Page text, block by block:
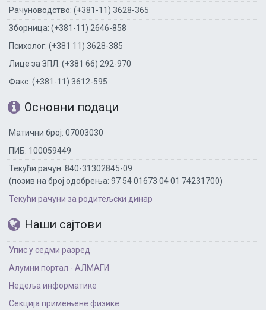
Рачуноводство: (+381-11) 3628-365
Зборница: (+381-11) 2646-858
Психолог: (+381 11) 3628-385
Лице за ЗПЛ: (+381 66) 292-970
Факс: (+381-11) 3612-595
Основни подаци
Матични број: 07003030
ПИБ: 100059449
Текући рачун: 840-31302845-09
(позив на број одобрења: 97 54 01673 04 01 74231700)
Текући рачуни за родитељски динар
Наши сајтови
Упис у седми разред
Алумни портал - АЛМАГИ
Недеља информатике
Секција примењене физике